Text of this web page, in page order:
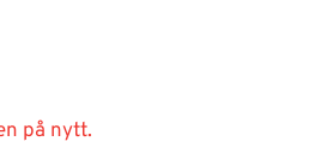
på nytt.